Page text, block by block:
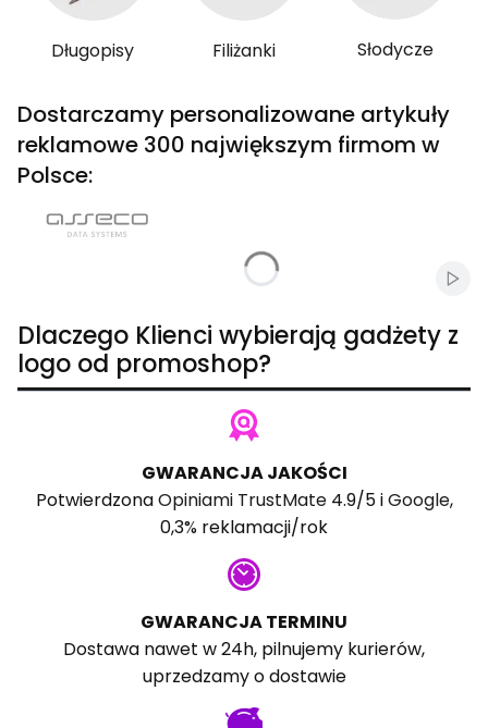
Długopisy Filiżanki Słodycze
Dostarczamy personalizowane artykuły
reklamowe 300 największym firmom w
Polsce:
Dlaczego Klienci wybierają gadżety z
logo od promoshop?
GWARANCJA JAKOŚCI
PotwierdzonaOpiniami TrustMate4.9/5 iGoogle,
0,3% reklamacji/rok
GWARANCJA TERMINU
Dostawa nawet w 24h, pilnujemy kurierów,
uprzedzamy o dostawie